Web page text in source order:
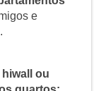
e
ou